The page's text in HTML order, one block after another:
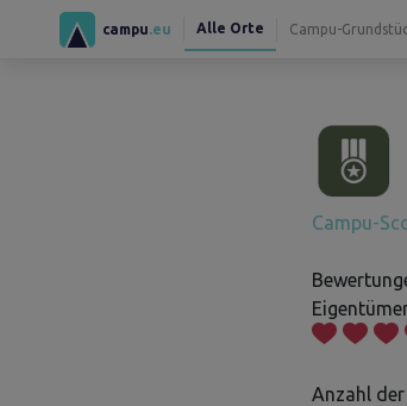
campu .eu Alle Orte Campu-
Campu-
Anzahl